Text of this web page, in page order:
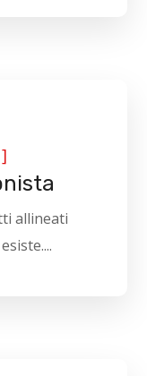
]
allineati